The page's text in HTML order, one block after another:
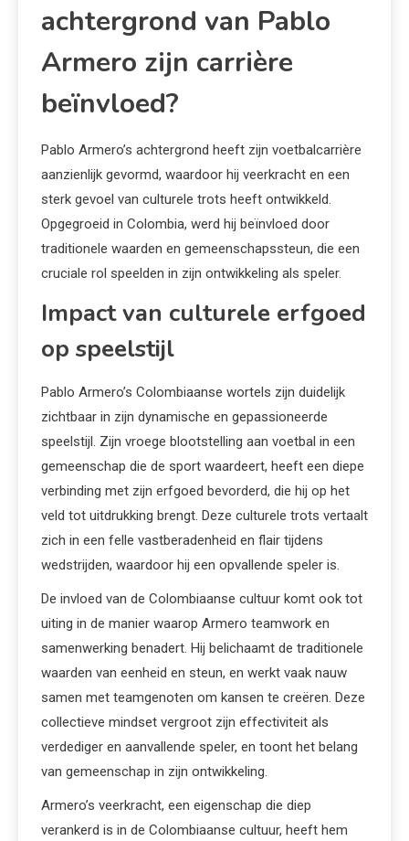
achtergrond van Pablo
Armero zijn carrière
beïnvloed?
Pablo Armero’s achtergrond heeft zijn voetbalcarrière
aanzienlijk gevormd, waardoor hij veerkracht en een
sterk gevoel van culturele trots heeft ontwikkeld.
Opgegroeid in Colombia, werd hij beïnvloed door
traditionele waarden en gemeenschapssteun, die een
cruciale rol speelden in zijn ontwikkeling als speler.
Impact van culturele erfgoed
op speelstijl
Pablo Armero’s Colombiaanse wortels zijn duidelijk
zichtbaar in zijn dynamische en gepassioneerde
speelstijl. Zijn vroege blootstelling aan voetbal in een
gemeenschap die de sport waardeert, heeft een diepe
verbinding met zijn erfgoed bevorderd, die hij op het
veld tot uitdrukking brengt. Deze culturele trots vertaalt
zich in een felle vastberadenheid en flair tijdens
wedstrijden, waardoor hij een opvallende speler is.
De invloed van de Colombiaanse cultuur komt ook tot
uiting in de manier waarop Armero teamwork en
samenwerking benadert. Hij belichaamt de traditionele
waarden van eenheid en steun, en werkt vaak nauw
samen met teamgenoten om kansen te creëren. Deze
collectieve mindset vergroot zijn effectiviteit als
verdediger en aanvallende speler, en toont het belang
van gemeenschap in zijn ontwikkeling.
Armero’s veerkracht, een eigenschap die diep
verankerd is in de Colombiaanse cultuur, heeft hem